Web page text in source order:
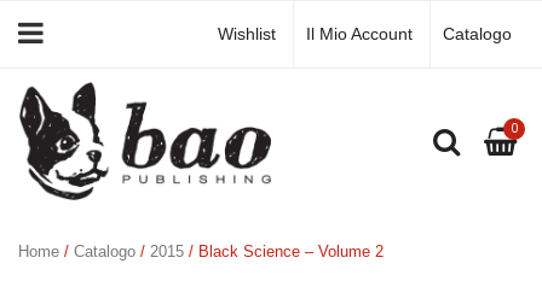
Wishlist Il Mio Account Catalogo
0
Home / Catalogo / 2015 / Black Science – Volume 2